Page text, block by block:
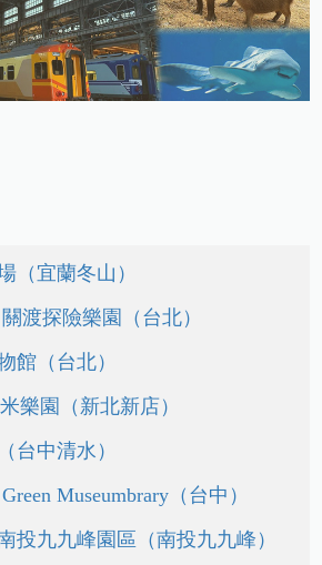
（宜蘭冬山）
渡探險樂園（台北）
館（台北）
樂園（新北新店）
台中清水）
Museumbrary（台中）
投九九峰園區（南投九九峰）